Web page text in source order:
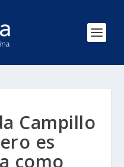
Campillo
es
como